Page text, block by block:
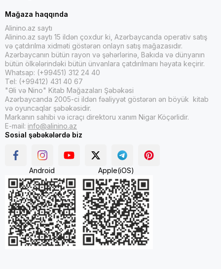
Mağaza haqqında
Alinino.az saytı
Alinino.az saytı 15 ildən çoxdur ki, Azərbaycanda operativ satış
və çatdırılma xidməti göstərən onlayn satış mağazasıdır.
Azərbaycanın bütün rayon və şəhərlərinə, Bakıda və dünyanın
bütün ölkələrindəki bütün ünvanlara çatdırılmanı həyata keçirir.
Whatsap: (+99451) 312 24 40
Tel: (+99412) 431 40 67
"Əli və Nino" Kitab Mağazaları Şəbəkəsi
Azərbaycanda 2005-ci ildən fəaliyyət göstərən ən böyük kitab
və oyuncaqlar şəbəkəsidir.
Markanın sahibi və icraçı direktoru xanım Nigar Köçərlidir.
E-mail: info@alinino.az
Sosial şəbəkələrdə biz
Android Apple(iOS)